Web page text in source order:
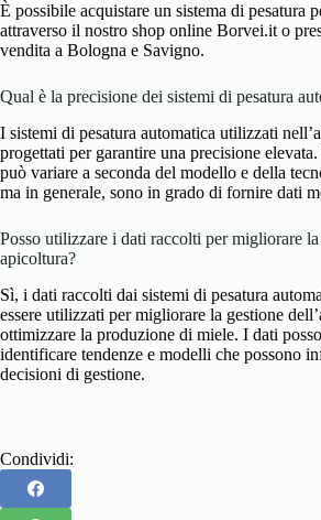
È possibile acquistare un sistema di pesatura
attraverso il nostro shop online Borvei.it o
vendita a Bologna e Savigno.
Qual è la precisione dei sistemi di pesatura
I sistemi di pesatura automatica utilizzati
progettati per garantire una precisione
può variare a seconda del modello e della
ma in generale, sono in grado di fornire dati
Posso utilizzare i dati raccolti per migliorare
apicoltura?
Sì, i dati raccolti dai sistemi di pesatura
essere utilizzati per migliorare la gestione
ottimizzare la produzione di miele. I dati
identificare tendenze e modelli che possono
decisioni di gestione.
Condividi: